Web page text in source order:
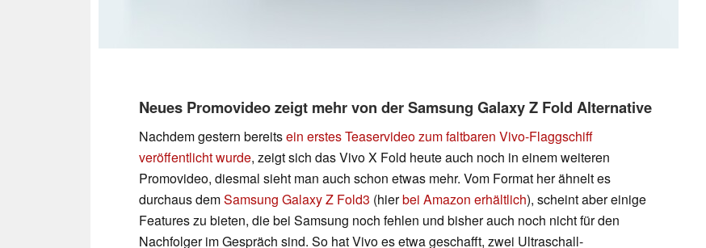
Neues Promovideo zeigt mehr von der Samsung Galaxy Z Fold Alternative
Nachdem gestern bereitsein erstes Teaservideo zum faltbaren Vivo-Flaggschiff
veröffentlicht wurde, zeigt sich das Vivo X Fold heute auch noch in einem weiteren
Promovideo, diesmal sieht man auch schon etwas mehr. Vom Format her ähnelt es
durchaus demSamsung Galaxy Z Fold3 (hierbei Amazon erhältlich), scheint aber einige
Features zu bieten, die bei Samsung noch fehlen und bisher auch noch nicht für den
Nachfolger im Gespräch sind. So hat Vivo es etwa geschafft, zwei Ultraschall-